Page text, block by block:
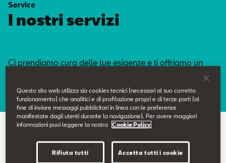
Service
Contatti
Service
I nostri servizi
Ci prendiamo cura delle tue esigenze e ti offriamo un
Ricambi e accessori originali
Questo sito web utilizza sia cookies tecnici (necessari al suo corretto
funzionamento) che analitici e di profilazione propri e di terze parti (al
fine di inviare messaggi pubblicitari in linea con le preferenze
manifestate dagli utenti durante la navigazione). Per avere maggiori
informazioni puoi leggere la nostra
Cookie Policy
Rifiuta tutti Accetta tutti i cookie